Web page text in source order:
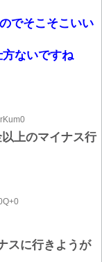
でそこそこいい
ないですね
上のマイナス行
スに行きようが